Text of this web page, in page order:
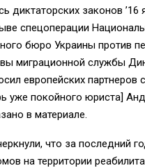
диктаторских законов ’16
спецоперации
бюро Украины против
миграционной службы
европейских партнеров
уже покойного юриста]
в материале.
что за последний
на территории